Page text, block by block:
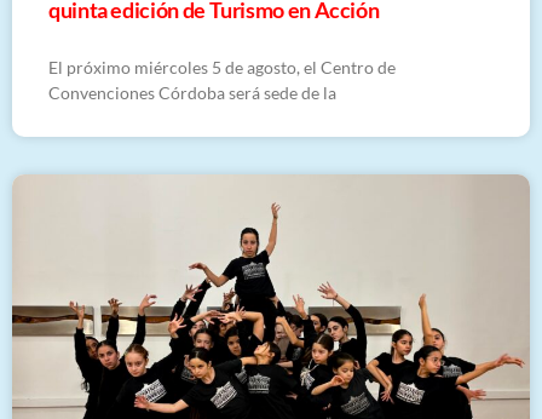
quinta edición de Turismo en Acción
El próximo miércoles 5 de agosto, el Centro de
Convenciones Córdoba será sede de la